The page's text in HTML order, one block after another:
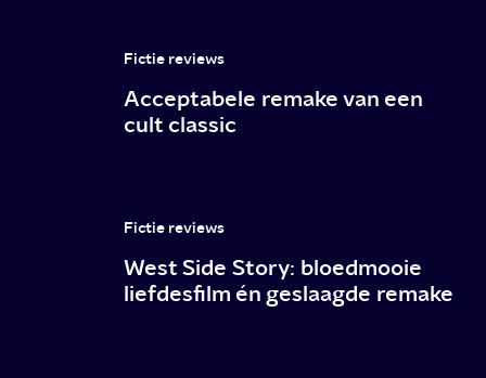
Fictie reviews
Acceptabele remake van een
cult classic
Fictie reviews
West Side Story: bloedmooie
liefdesfilm én geslaagde remake